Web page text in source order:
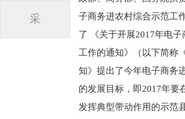
采
子商务进农村综合示范工
了 《关于开展2017年电
工作的通知》（以下简称
知》提出了今年电子商务
的发展目标，即2017年要
发挥典型带动作用的示范